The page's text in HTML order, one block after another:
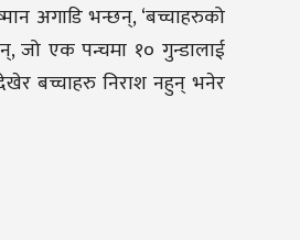
अगाडि भन्छन्, ‘बच्चाहरुको
जो एक पन्चमा १० गुन्डालाई
बच्चाहरु निराश नहुन् भनेर